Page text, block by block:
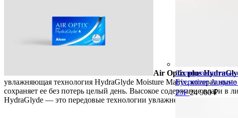
₽
Солнцезащитные
Eyepetizer
25F24 900₽
Air Optix plus
увлажняющая технология HydraGlyde Moisture Matrix, которая
сохраняет ее без потерь целый день. Высокое содержание влаги в
HydraGlyde — это передовые технологии увлажнения.